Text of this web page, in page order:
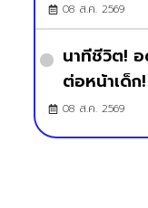
08 ส.ค. 2569
นาทีชีวิต!
ต่อหน้าเด็ก!
08 ส.ค. 2569